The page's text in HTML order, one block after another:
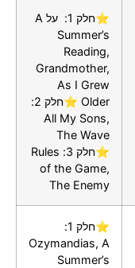
⭐חלק 1: על A
Summer’s
Reading,
Grandmother,
As I Grew
Older ⭐חלק 2:
All My Sons,
The Wave
⭐חלק 3: Rules
of the Game,
The Enemy
⭐חלק 1:
Ozymandias, A
Summer’s